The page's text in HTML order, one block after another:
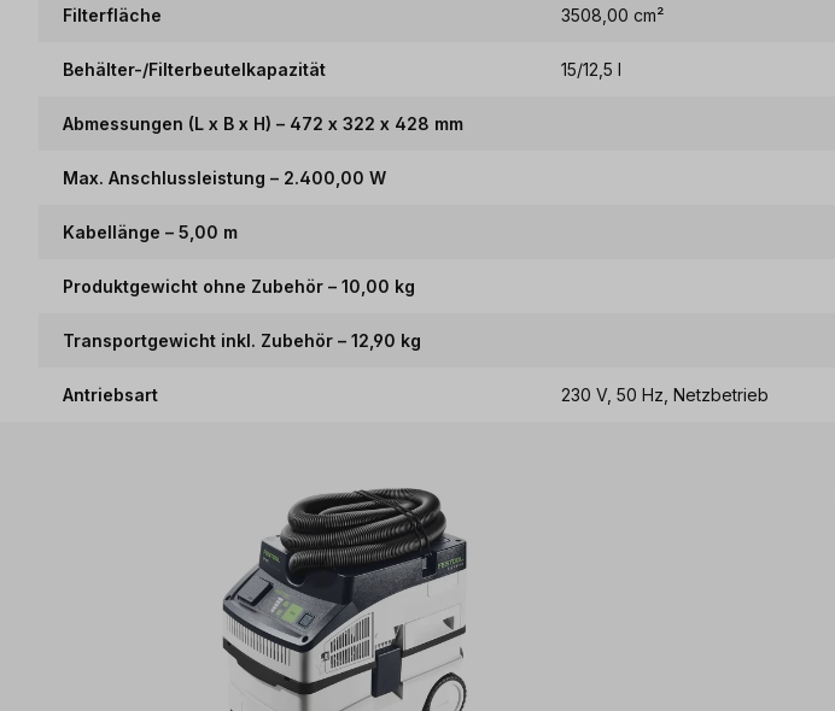
Filterfläche 3508,00 cm²
Behälter-/Filterbeutelkapazität 15/12,5 l
Abmessungen (L x B x H) – 472 x 322 x 428 mm
Max. Anschlussleistung – 2.400,00 W
Kabellänge – 5,00 m
Produktgewicht ohne Zubehör – 10,00 kg
Transportgewicht inkl. Zubehör – 12,90 kg
Antriebsart 230 V, 50 Hz, Netzbetrieb